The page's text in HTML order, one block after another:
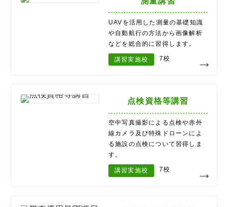
UAVを活用した測量の基礎知識
や自動航行の方法から画像解析
などを総合的に習得します。
講習実施校 7校
点検資格等講習
空中写真撮影による点検や赤外
線カメラ及び特殊ドローンによ
る施設の点検について習得しま
す。
講習実施校 7校